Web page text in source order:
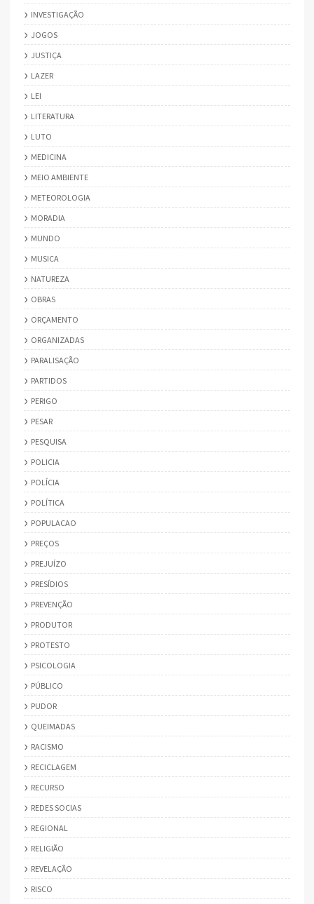
INVESTIGAÇÃO
JOGOS
JUSTIÇA
LAZER
LEI
LITERATURA
LUTO
MEDICINA
MEIO AMBIENTE
METEOROLOGIA
MORADIA
MUNDO
MUSICA
NATUREZA
OBRAS
ORÇAMENTO
ORGANIZADAS
PARALISAÇÃO
PARTIDOS
PERIGO
PESAR
PESQUISA
POLICIA
POLÍCIA
POLÍTICA
POPULACAO
PREÇOS
PREJUÍZO
PRESÍDIOS
PREVENÇÃO
PRODUTOR
PROTESTO
PSICOLOGIA
PÚBLICO
PUDOR
QUEIMADAS
RACISMO
RECICLAGEM
RECURSO
REDES SOCIAS
REGIONAL
RELIGIÃO
REVELAÇÃO
RISCO